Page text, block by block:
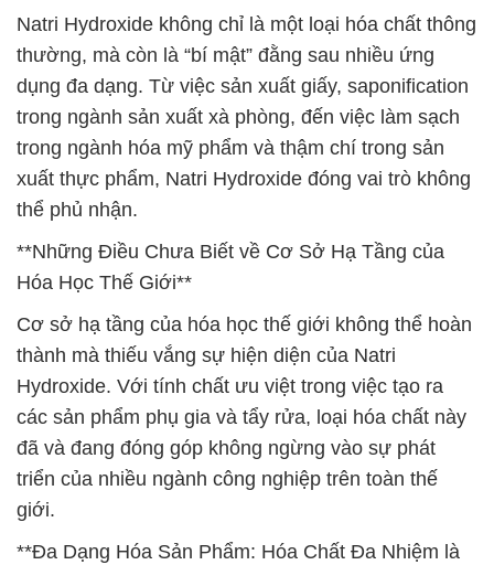
Natri Hydroxide không chỉ là một loại hóa chất thông
thường, mà còn là “bí mật” đằng sau nhiều ứng
dụng đa dạng. Từ việc sản xuất giấy, saponification
trong ngành sản xuất xà phòng, đến việc làm sạch
trong ngành hóa mỹ phẩm và thậm chí trong sản
xuất thực phẩm, Natri Hydroxide đóng vai trò không
thể phủ nhận.
**Những Điều Chưa Biết về Cơ Sở Hạ Tầng của
Hóa Học Thế Giới**
Cơ sở hạ tầng của hóa học thế giới không thể hoàn
thành mà thiếu vắng sự hiện diện của Natri
Hydroxide. Với tính chất ưu việt trong việc tạo ra
các sản phẩm phụ gia và tẩy rửa, loại hóa chất này
đã và đang đóng góp không ngừng vào sự phát
triển của nhiều ngành công nghiệp trên toàn thế
giới.
**Đa Dạng Hóa Sản Phẩm: Hóa Chất Đa Nhiệm là